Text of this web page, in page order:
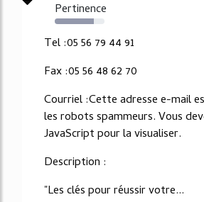
Pertinence
79%
Tel :05 56 79 44 91
Fax :05 56 48 62 70
Courriel :Cette adresse e-mail
les robots spammeurs. Vous
JavaScript pour la visualiser.
Description :
"Les clés pour réussir votre...